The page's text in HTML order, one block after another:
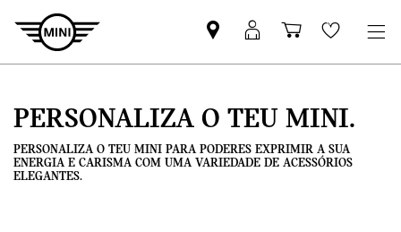
Pesquisar
parceiro
Iniciar
sessão
Carrinho
de
Wishlist
PERSONALIZA O TEU MINI.
PERSONALIZA O TEU MINI PARA PODERES EXPRIMIR A SUA
ENERGIA E CARISMA COM UMA VARIEDADE DE ACESSÓRIOS
ELEGANTES.